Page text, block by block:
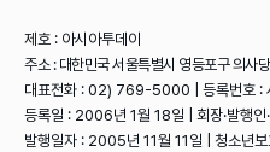
제호 : 아시아투데이
주소 : 대한민국 서울특별시 영등포구 의사
대표전화 : 02) 769-5000 | 등록번호 :
등록일 : 2006년 1월 18일 | 회장·발행인
발행일자 : 2005년 11월 11일 | 청소년보